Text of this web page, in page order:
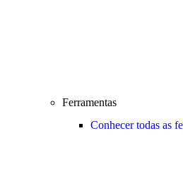
Ferramentas
Conhecer todas as